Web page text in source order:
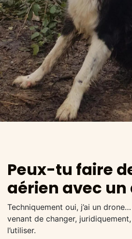
Peux-tu faire
aérien avec un
Techniquement oui, j’ai un
venant de changer,
l’utiliser.